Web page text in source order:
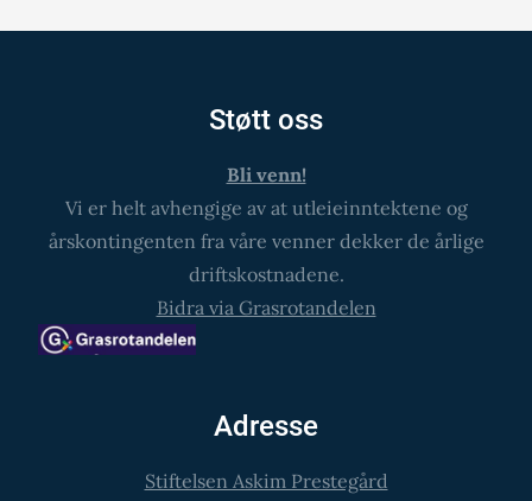
Støtt oss
Bli venn!
Vi er helt avhengige av at utleieinntektene og
årskontingenten fra våre venner dekker de årlige
driftskostnadene.
Bidra via Grasrotandelen
Adresse
Stiftelsen Askim Prestegård